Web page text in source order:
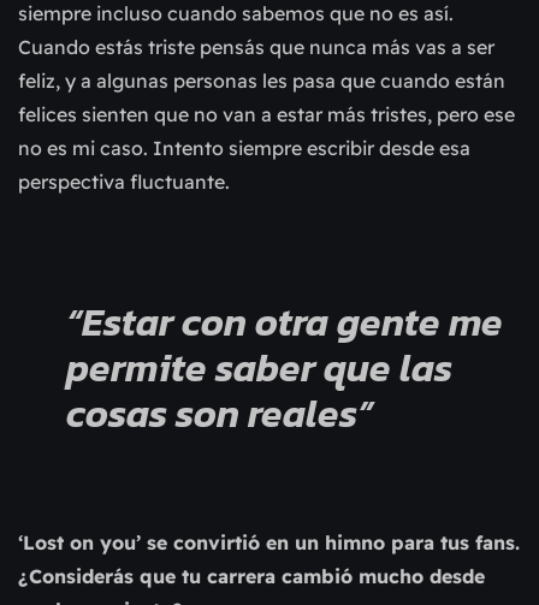
siempre incluso cuando sabemos que no es así.
Cuando estás triste pensás que nunca más vas a ser
feliz, y a algunas personas les pasa que cuando están
felices sienten que no van a estar más tristes, pero ese
no es mi caso. Intento siempre escribir desde esa
perspectiva fluctuante.
“Estar con otra gente me
permite saber que las
cosas son reales”
‘Lost on you’ se convirtió en un himno para tus fans.
¿Considerás que tu carrera cambió mucho desde